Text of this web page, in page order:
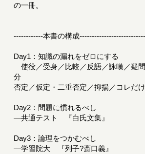
の一冊。
------------本書の構成
Day1：知識の漏れをゼロにする
―使役／受身／比較／反語／詠嘆／疑
分
否定／仮定・二重否定／抑揚／コレだ
Day2：問題に慣れるべし
―共通テスト 『白氏文集』
Day3：論理をつかむべし
―学習院大 『列子?斎口義』